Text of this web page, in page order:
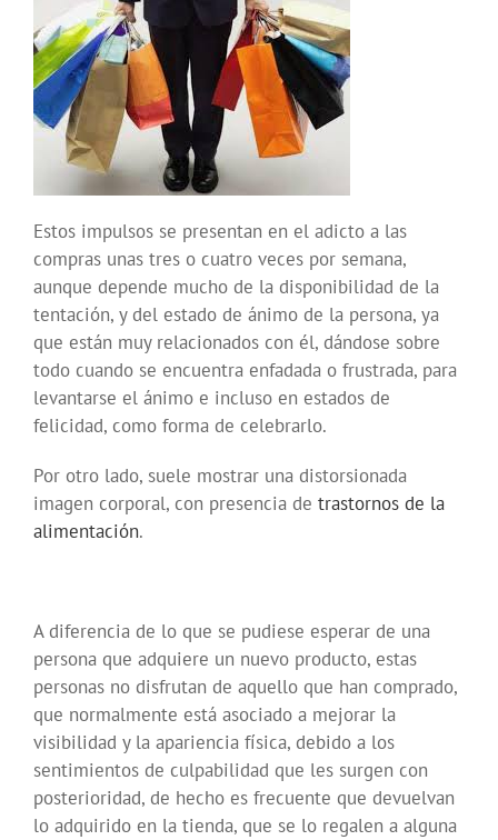
Estos impulsos se presentan en el adicto a las
compras unas tres o cuatro veces por semana,
aunque depende mucho de la disponibilidad de la
tentación, y del estado de ánimo de la persona, ya
que están muy relacionados con él, dándose sobre
todo cuando se encuentra enfadada o frustrada, para
levantarse el ánimo e incluso en estados de
felicidad, como forma de celebrarlo.
Por otro lado, suele mostrar una distorsionada
imagen corporal, con presencia de trastornos de la
alimentación.
A diferencia de lo que se pudiese esperar de una
persona que adquiere un nuevo producto, estas
personas no disfrutan de aquello que han comprado,
que normalmente está asociado a mejorar la
visibilidad y la apariencia física, debido a los
sentimientos de culpabilidad que les surgen con
posterioridad, de hecho es frecuente que devuelvan
lo adquirido en la tienda, que se lo regalen a alguna